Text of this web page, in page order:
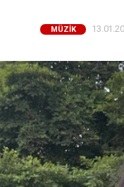
MÜZİK